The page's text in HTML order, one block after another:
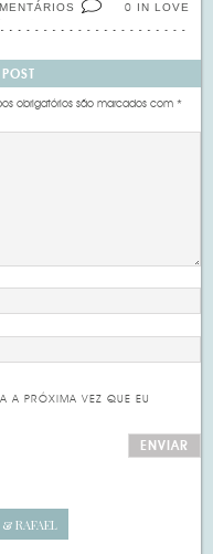
0 IN LOVE
obrigatórios são marcados com*
A PRÓXIMA VEZ QUE EU
RAFAEL